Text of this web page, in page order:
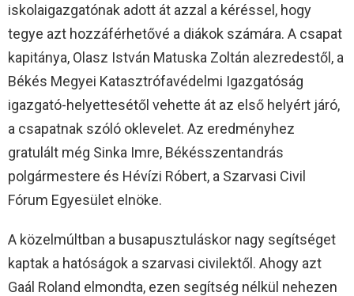
iskolaigazgatónak adott át azzal a kéréssel, hogy
tegye azt hozzáférhetővé a diákok számára. A csapat
kapitánya, Olasz István Matuska Zoltán alezredestől, a
Békés Megyei Katasztrófavédelmi Igazgatóság
igazgató-helyettesétől vehette át az első helyért járó,
a csapatnak szóló oklevelet. Az eredményhez
gratulált még Sinka Imre, Békésszentandrás
polgármestere és Hévízi Róbert, a Szarvasi Civil
Fórum Egyesület elnöke.
A közelmúltban a busapusztuláskor nagy segítséget
kaptak a hatóságok a szarvasi civilektől. Ahogy azt
Gaál Roland elmondta, ezen segítség nélkül nehezen